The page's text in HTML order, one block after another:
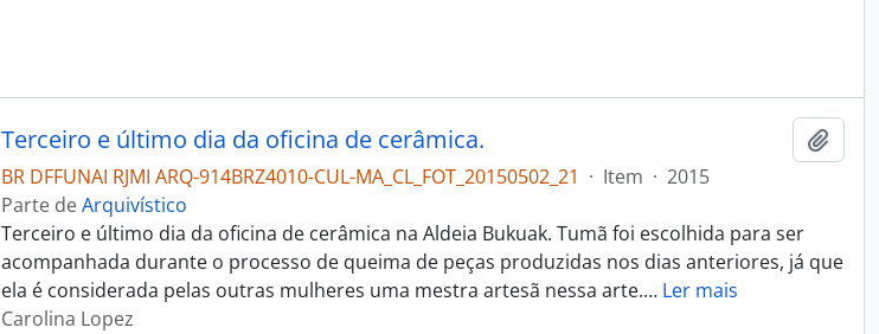
Terceiro e último dia da oficina de cerâmica.
BR DFFUNAI RJMI ARQ-914BRZ4010-CUL-MA_CL_FOT_20150502_21 · Item · 2015
Parte deArquivístico
Terceiro e último dia da oficina de cerâmica na Aldeia Bukuak. Tumã foi escolhida para ser
acompanhada durante o processo de queima de peças produzidas nos dias anteriores, já que
ela é considerada pelas outras mulheres uma mestra artesã nessa arte.… Ler mais
Carolina Lopez